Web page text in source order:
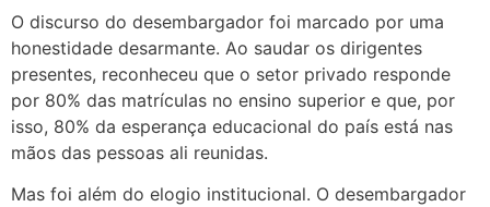
O discurso do desembargador foi marcado por uma
honestidade desarmante. Ao saudar os dirigentes
presentes, reconheceu que o setor privado responde
por 80% das matrículas no ensino superior e que, por
isso, 80% da esperança educacional do país está nas
mãos das pessoas ali reunidas.
Mas foi além do elogio institucional. O desembargador